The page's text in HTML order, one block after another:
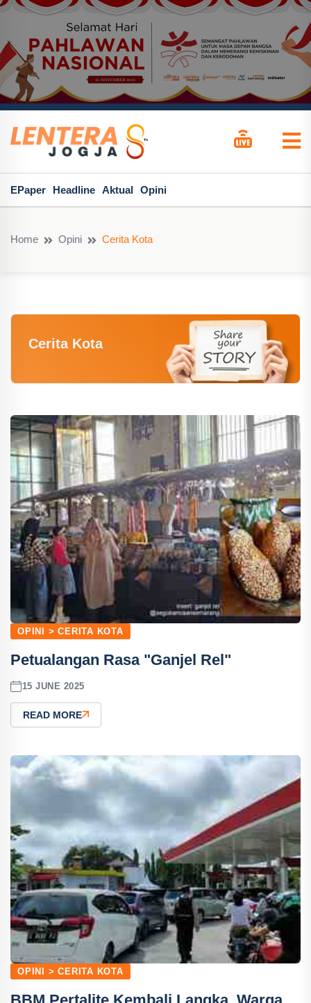
EPaper Headline Aktual Opini
Home Opini Cerita Kota
Cerita Kota
OPINI > CERITA KOTA
Petualangan Rasa "Ganjel Rel"
15 JUNE 2025
READ MORE
OPINI > CERITA KOTA